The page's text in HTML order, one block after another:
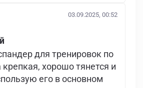
03.09.2025, 00:52
для тренировок по
хорошо тянется и
его в основном